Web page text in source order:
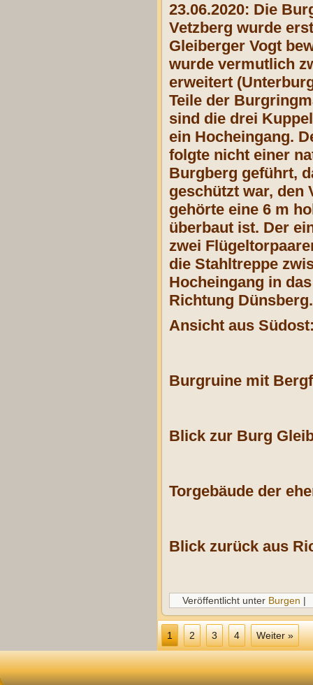
23.06.2020: Die
Vetzberg wurde
Gleiberger Vogt
wurde vermutlich
erweitert
Teile der
sind die drei
ein Hocheingang.
folgte nicht einer
Burgberg geführt,
geschützt war, den
gehörte eine 6 m
überbaut ist. Der
zwei
die Stahltreppe
Hocheingang in
Richtung Dünsberg.
Ansicht aus
Burgruine mit
Blick zur Burg
Torgebäude der
Blick zurück aus
Veröffentlicht unter Burgen |
1 2 3 4 Weiter »